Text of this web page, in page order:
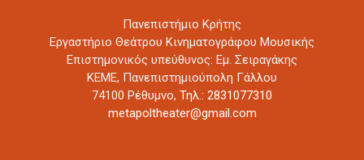
Πανεπιστήμιο Κρήτης
Εργαστήριο Θεάτρου Κινηματογράφου Μουσικής
Επιστημονικός υπεύθυνος: Εμ. Σειραγάκης
ΚΕΜΕ, Πανεπιστημιούπολη Γάλλου
74100 Ρέθυμνο, Τηλ.: 2831077310
metapoltheater@gmail.com